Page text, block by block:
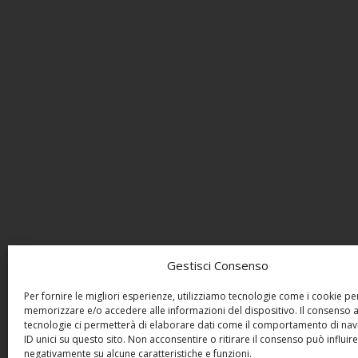
Gestisci Consenso
Per fornire le migliori esperienze, utilizziamo tecnologie come i cookie
memorizzare e/o accedere alle informazioni del dispositivo. Il consenso
tecnologie ci permetterà di elaborare dati come il comportamento di
ID unici su questo sito. Non acconsentire o ritirare il consenso può influire
negativamente su alcune caratteristiche e funzioni.